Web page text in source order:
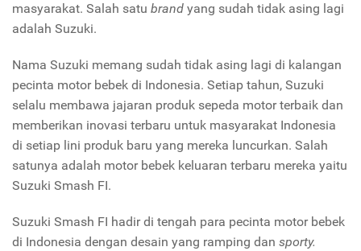
masyarakat. Salah satu brand yang sudah tidak asing lagi
adalah Suzuki.
Nama Suzuki memang sudah tidak asing lagi di kalangan
pecinta motor bebek di Indonesia. Setiap tahun, Suzuki
selalu membawa jajaran produk sepeda motor terbaik dan
memberikan inovasi terbaru untuk masyarakat Indonesia
di setiap lini produk baru yang mereka luncurkan. Salah
satunya adalah motor bebek keluaran terbaru mereka yaitu
Suzuki Smash FI.
Suzuki Smash FI hadir di tengah para pecinta motor bebek
di Indonesia dengan desain yang ramping dan sporty.